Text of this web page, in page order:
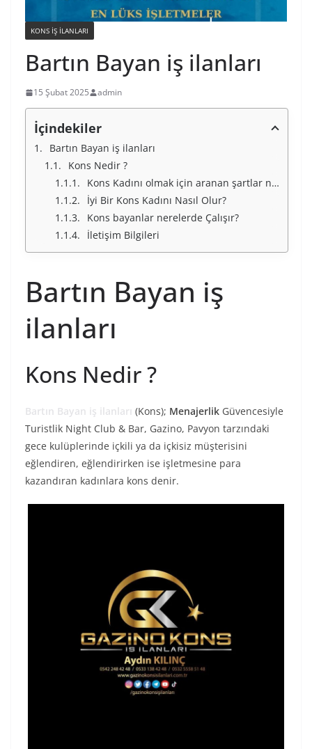
KONS IŞ ILANLARI
Bartın Bayan iş ilanları
15 Şubat 2025 admin
İçindekiler
Bartın Bayan iş ilanları
Kons Nedir ?
Kons Kadını olmak için aranan şartlar nelerdir ?
İyi Bir Kons Kadını Nasıl Olur?
Kons bayanlar nerelerde Çalışır?
İletişim Bilgileri
Bartın Bayan iş
ilanları
Kons Nedir ?
Bartın Bayan iş ilanları (Kons); Menajerlik Güvencesiyle
Turistlik Night Club & Bar, Gazino, Pavyon tarzındaki
gece kulüplerinde içkili ya da içkisiz müşterisini
eğlendiren, eğlendirirken ise işletmesine para
kazandıran kadınlara kons denir.